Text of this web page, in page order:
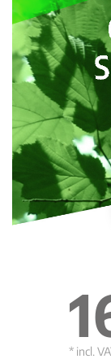
* incl.